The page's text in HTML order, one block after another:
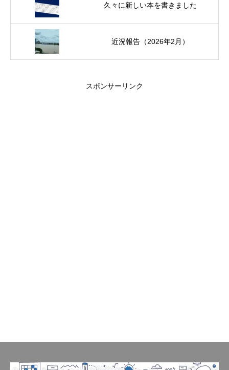
久々に新しい本を書きました
近況報告（2026年2月）
スポンサーリンク